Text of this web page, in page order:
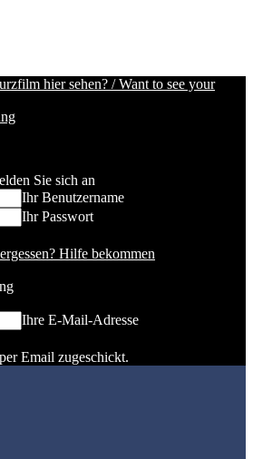
hier sehen? / Want to see your
Sie sich an
Ihr Benutzername
Ihr Passwort
Hilfe bekommen
Ihre E-Mail-Adresse
Email zugeschickt.